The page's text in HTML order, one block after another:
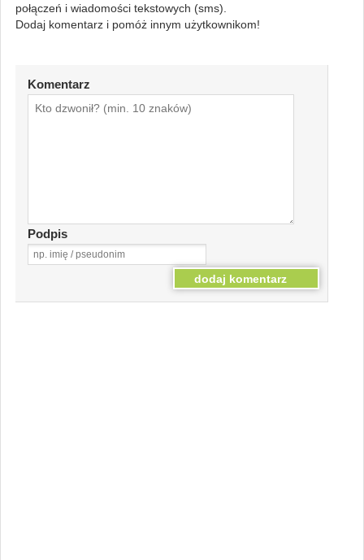
połączeń i wiadomości tekstowych (sms).
Dodaj komentarz i pomóż innym użytkownikom!
Komentarz
Podpis